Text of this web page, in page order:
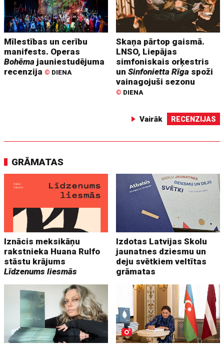
Mīlestības un cerību
manifests. Operas
Bohēma jauniestudējuma
recenzija © DIENA
Skaņa pārtop gaismā.
LNSO, Liepājas
simfoniskais orķestris
unSinfonietta Rīga spoži
vainagojuši sezonu
© DIENA
Vairāk RECENZIJAS
GRĀMATAS
Iznācis meksikāņu
rakstnieka Huana Rulfo
stāstu krājums
Līdzenums liesmās
Izdotas Latvijas Skolu
jaunatnes dziesmu un
deju svētkiem veltītas
grāmatas